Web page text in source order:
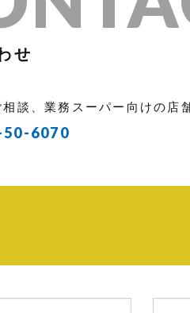
せ
談、業務スーパー向けの店
50-6070